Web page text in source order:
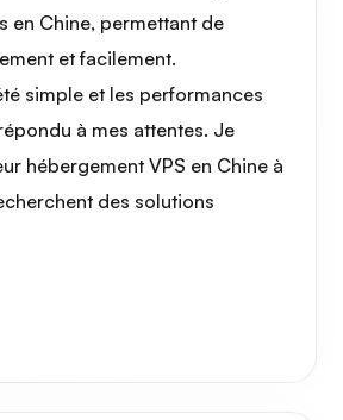
en Chine, permettant de
et facilement.
simple et les performances
à mes attentes. Je
hébergement VPS en Chine à
des solutions